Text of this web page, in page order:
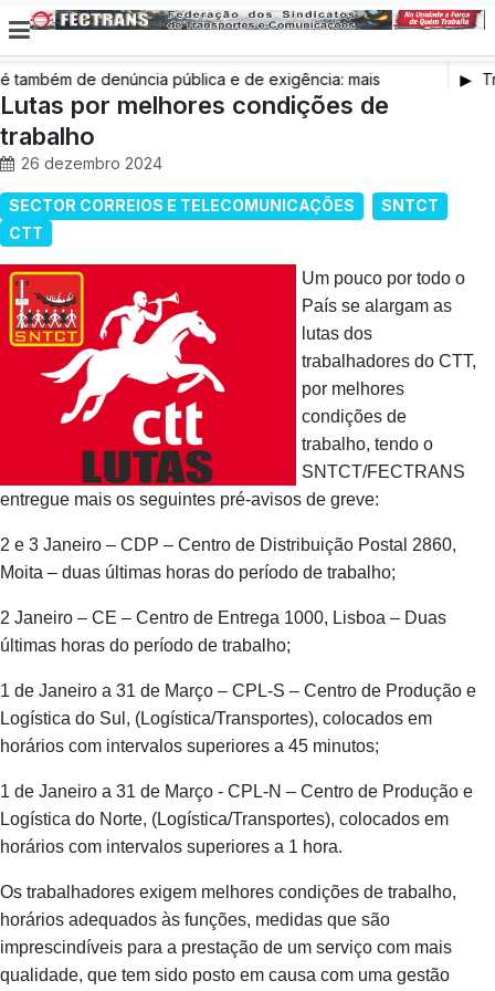
também de denúncia pública e de exigência: mais
saúde, mais condições de trabalho e mais SNS
Lutas por melhores condições de
trabalho
26 dezembro 2024
SECTOR CORREIOS E TELECOMUNICAÇÕES
SNTCT
CTT
Um pouco por todo o
País se alargam as
lutas dos
trabalhadores do CTT,
por melhores
condições de
trabalho, tendo o
SNTCT/FECTRANS
entregue mais os seguintes pré-avisos de greve:
2 e 3 Janeiro – CDP – Centro de Distribuição Postal 2860,
Moita – duas últimas horas do período de trabalho;
2 Janeiro – CE – Centro de Entrega 1000, Lisboa – Duas
últimas horas do período de trabalho;
1 de Janeiro a 31 de Março – CPL-S – Centro de Produção e
Logística do Sul, (Logística/Transportes), colocados em
horários com intervalos superiores a 45 minutos;
1 de Janeiro a 31 de Março - CPL-N – Centro de Produção e
Logística do Norte, (Logística/Transportes), colocados em
horários com intervalos superiores a 1 hora.
Os trabalhadores exigem melhores condições de trabalho,
horários adequados às funções, medidas que são
imprescindíveis para a prestação de um serviço com mais
qualidade, que tem sido posto em causa com uma gestão